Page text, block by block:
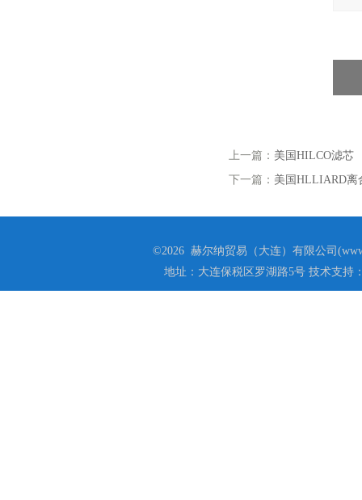
上一篇： 美国HILCO滤芯
下一篇： 美国HLLIARD离
©2026 赫尔纳贸易（大连）有限公司
地址：大连保税区罗湖路5号 技术支持